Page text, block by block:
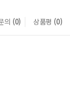
의 (0) 상품평 (0)